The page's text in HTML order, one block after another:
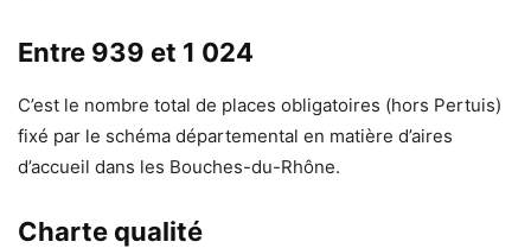
Entre 939 et 1 024
C’est le nombre total de places obligatoires (hors Pertuis)
fixé par le schéma départemental en matière d’aires
d’accueil dans les Bouches-du-Rhône.
Charte qualité